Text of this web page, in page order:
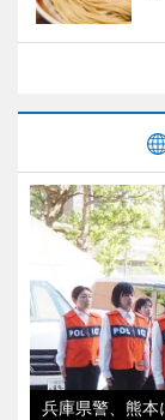
兵庫県警、熊本